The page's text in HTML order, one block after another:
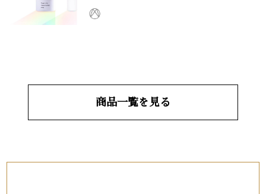
商品一覧を見る